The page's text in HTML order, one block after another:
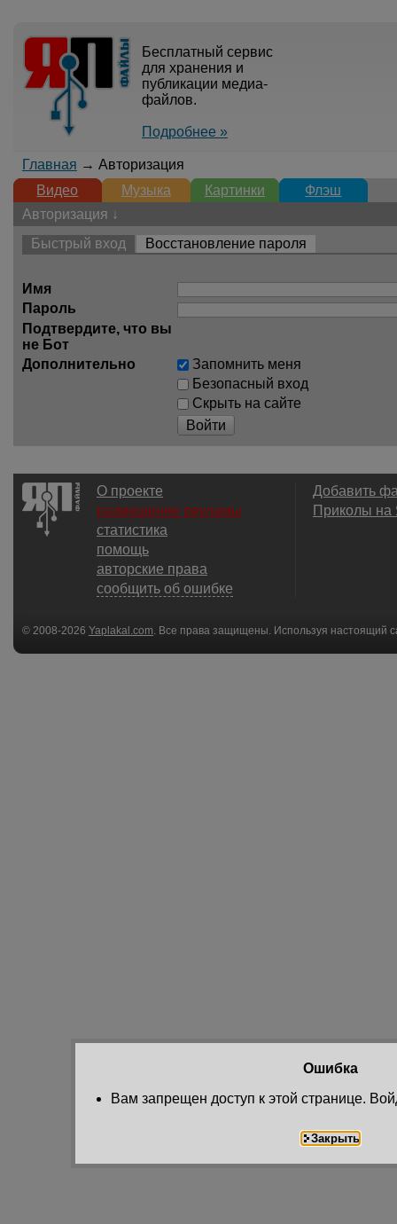
Бесплатный сервис
для хранения и
публикации медиа-
файлов.
Подробнее »
Главная → Авторизация
Видео
Музыка Картинки
Флэш
Авторизация ↓
Быстрый вход
Восстановление пароля
Имя
Пароль
Подтвердите, что вы
не Бот
Дополнительно
Запомнить меня
Безопасный вход
Скрыть на сайте
Войти
О проекте
размещение рекламы
статистика
помощь
авторские права
сообщить об ошибке
Добавить
Приколы
© 2008-2026 Yaplakal.com . Все права защищены. Используя настоящий
соглашения.
Ошибка
Вам запрещен доступ к этой странице.